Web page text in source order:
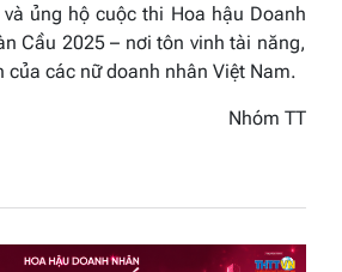
ủng hộ cuộc thi Hoa hậu Doanh
Cầu 2025 – nơi tôn vinh tài năng,
của các nữ doanh nhân Việt Nam.
Nhóm TT